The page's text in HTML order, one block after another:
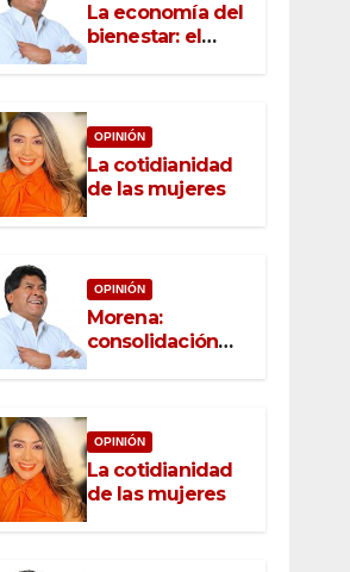
La economía del
bienestar: el
nuevo rostro del
OPINIÓN
La cotidianidad
de las mujeres
OPINIÓN
Morena:
consolidación
con raíz, rumbo
OPINIÓN
La cotidianidad
de las mujeres